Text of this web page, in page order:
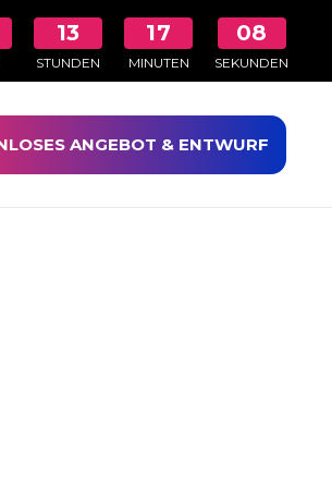
13
STUNDEN
17
MINUTEN
08
SEKUNDEN
öffnen ANGEBOT & ENTWURF